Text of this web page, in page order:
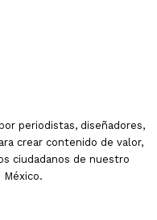
periodistas, diseñadores,
crear contenido de valor,
ciudadanos de nuestro